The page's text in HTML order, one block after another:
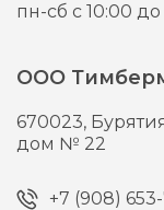
пн-сб с 10:00
ООО
670023,
дом № 22
+7 (908) 653-